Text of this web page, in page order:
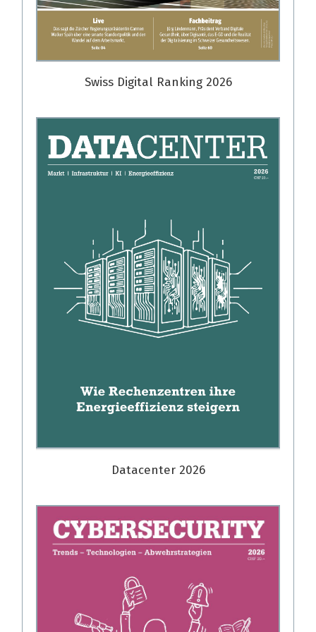
Swiss Digital Ranking 2026
Datacenter 2026